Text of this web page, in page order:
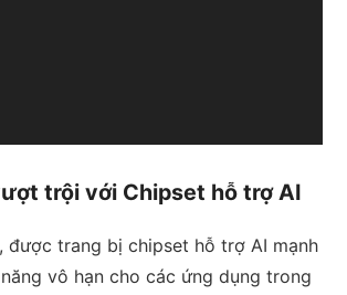
trội với Chipset hỗ trợ AI
được trang bị chipset hỗ trợ AI mạnh
vô hạn cho các ứng dụng trong